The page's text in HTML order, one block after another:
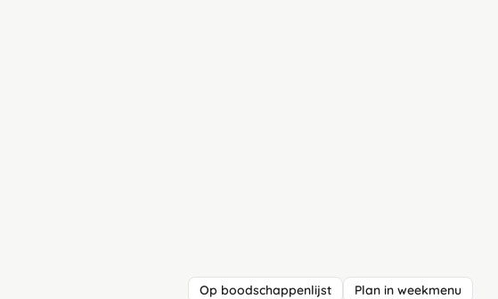
Op boodschappenlijst Plan in weekmenu